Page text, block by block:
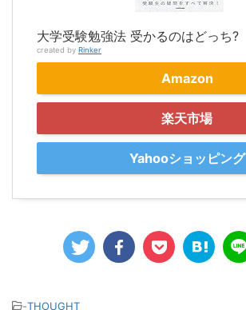
大学受験勉強法 受かるのはどっち?
created by Rinker
Amazon
楽天市場
Yahooショッピング
-THOUGHT